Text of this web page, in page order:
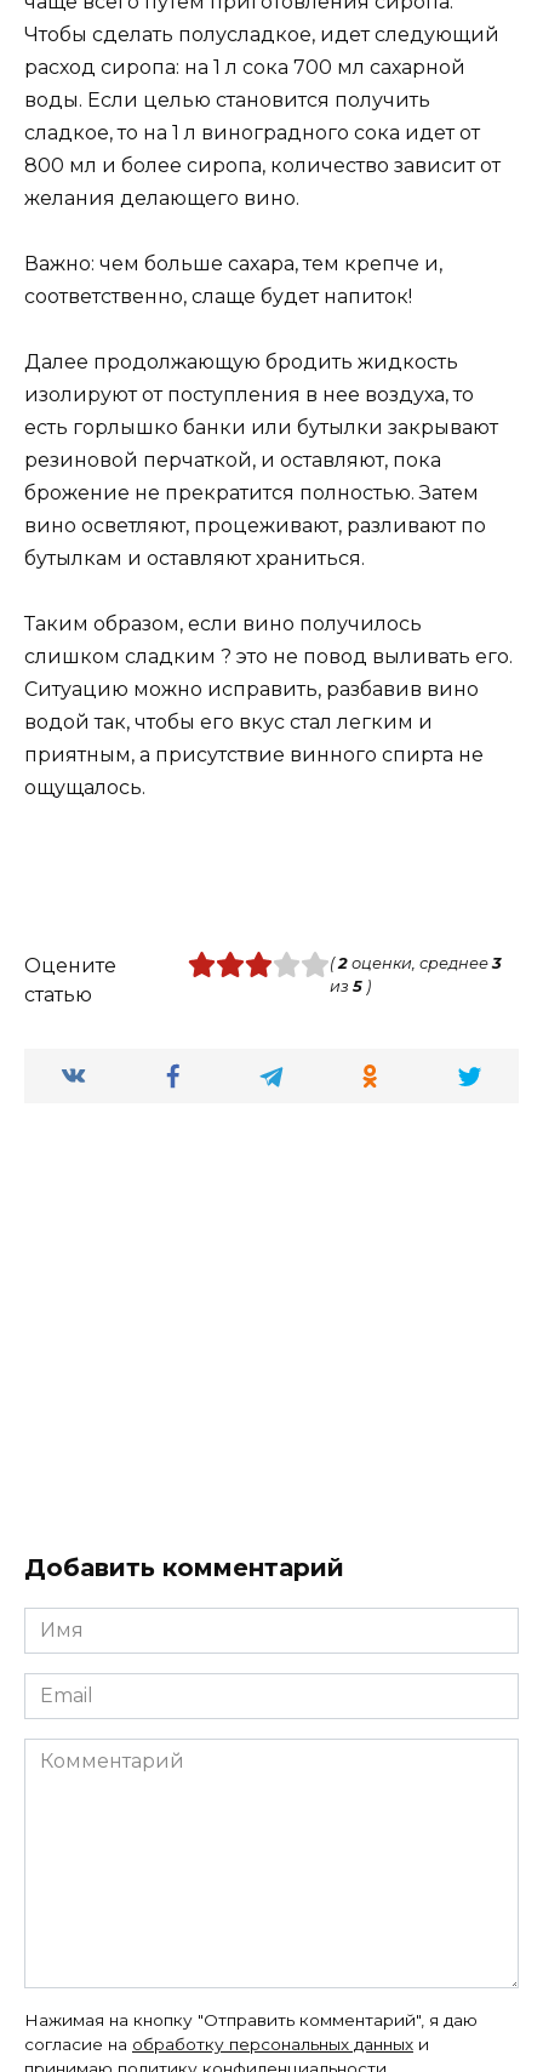
Чтобы сделать полусладкое, идет следующий
расход сиропа: на 1 л сока 700 мл сахарной
воды. Если целью становится получить
сладкое, то на 1 л виноградного сока идет от
800 мл и более сиропа, количество зависит от
желания делающего вино.
Важно: чем больше сахара, тем крепче и,
соответственно, слаще будет напиток!
Далее продолжающую бродить жидкость
изолируют от поступления в нее воздуха, то
есть горлышко банки или бутылки закрывают
резиновой перчаткой, и оставляют, пока
брожение не прекратится полностью. Затем
вино осветляют, процеживают, разливают по
бутылкам и оставляют храниться.
Таким образом, если вино получилось
слишком сладким ? это не повод выливать его.
Ситуацию можно исправить, разбавив вино
водой так, чтобы его вкус стал легким и
приятным, а присутствие винного спирта не
ощущалось.
Оцените
статью
(2оценки, среднее3
из 5)
Добавить комментарий
Имя
*
Email
*
Комментарий
Нажимая на кнопку "Отправить комментарий", я даю
согласие на обработку персональных данных и